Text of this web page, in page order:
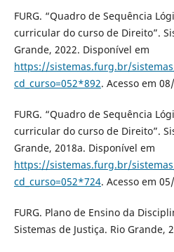
FURG. “Quadro de Sequência
curricular do curso de Direito”.
Grande, 2022. Disponível em
https://sistemas.furg.br/
cd_curso=052*892. Acesso em
FURG. “Quadro de Sequência
curricular do curso de Direito”.
Grande, 2018a. Disponível em
https://sistemas.furg.br/
cd_curso=052*724. Acesso em
FURG. Plano de Ensino da
Sistemas de Justiça. Rio Grande,